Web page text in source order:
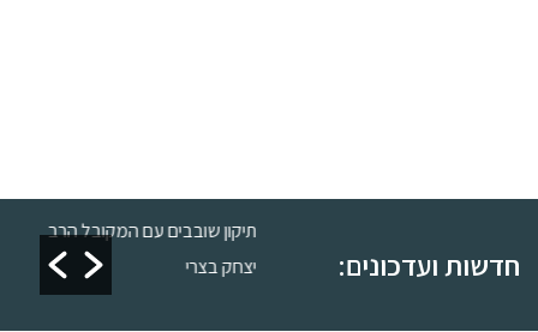
חדשות ועדכונים:
תיקון שובבים עם המקובל הרב
יצחק בצרי